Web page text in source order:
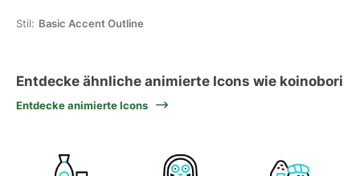
Stil: Basic Accent Outline
Entdecke ähnliche animierte Icons wie koinobori
Entdecke animierte Icons